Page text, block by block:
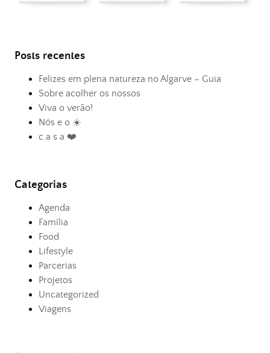
Posts recentes
Felizes em plena natureza no Algarve – Guia
Sobre acolher os nossos
Viva o verão!
Nós e o ☀️
c a s a ❤️
Categorias
Agenda
Família
Food
Lifestyle
Parcerias
Projetos
Uncategorized
Viagens